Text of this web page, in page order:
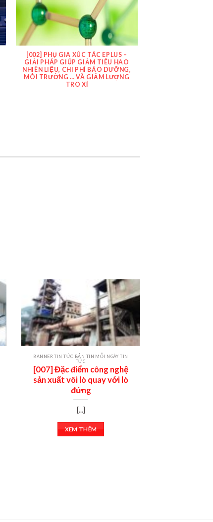
[002] PHỤ GIA XÚC TÁC EPLUS –
GIẢI PHÁP GIÚP GIẢM TIÊU HAO
NHIÊN LIỆU, CHI PHÍ BẢO DƯỠNG,
MÔI TRƯỜNG … VÀ GIẢM LƯỢNG
TRO XỈ
BANNER TIN TỨC BẢN TIN MỖI NGÀY TIN
TỨC
[007] Đặc điểm công nghệ
sản xuất vôi lò quay với lò
đứng
[...]
XEM THÊM